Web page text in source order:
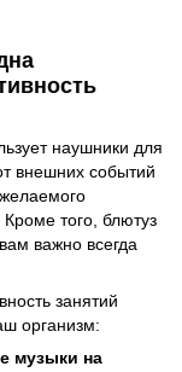
наушники для
внешних событий
Кроме того, блютуз
важно всегда
занятий
организм:
музыки на